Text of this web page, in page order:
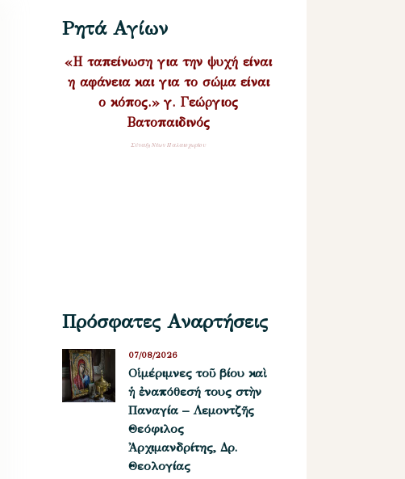
Ρητά Αγίων
«Η ταπείνωση για την ψυχή είναι
η αφάνεια και για το σώμα είναι
ο κόπος.» γ. Γεώργιος
Βατοπαιδινός
Σύναξη Νέων Παλαιοχωρίου
Πρόσφατες Αναρτήσεις
Οἱ μέριμνες τοῦ βίου καὶ
ἡ ἐναπόθεσή τους στὴν
Παναγία – Λεμοντζῆς
Θεόφιλος
Ἀρχιμανδρίτης, Δρ.
Θεολογίας
07/08/2026